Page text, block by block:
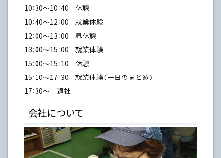
10：30～10：40 休憩
10：40～12：00 就業体験
12：00～13：00 昼休憩
13：00～15：00 就業体験
15：00～15：10 休憩
15：10～17：30 就業体験（一日のまとめ）
17：30～ 退社
会社について